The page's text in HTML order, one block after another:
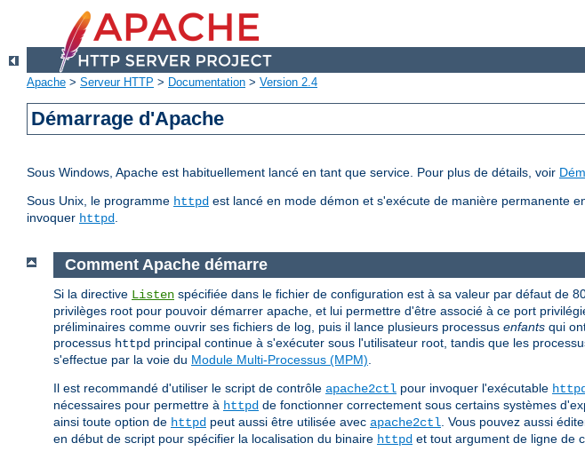
Apache > Serveur HTTP > Documentation > Version 2.4
Démarrage d'Apache
Sous Windows, Apache est habituellement lancé en tant que service. Pour plus de détails, voir
Sous Unix, le programme httpd est lancé en mode démon et s'exécute de manière permanente
invoquer httpd.
Comment Apache démarre
Si la directive Listen spécifiée dans le fichier de configuration est à sa valeur par défaut de
privilèges root pour pouvoir démarrer apache, et lui permettre d'être associé à ce port
préliminaires comme ouvrir ses fichiers de log, puis il lance plusieurs processus enfants qui
processus httpd principal continue à s'exécuter sous l'utilisateur root, tandis que les
s'effectue par la voie du Module Multi-Processus (MPM)
Il est recommandé d'utiliser le script de contrôle apache2ctl pour invoquer l'exécutable httpd
nécessaires pour permettre à httpd de fonctionner correctement sous certains systèmes
ainsi toute option de httpd peut aussi être utilisée avec apache2ctl . Vous pouvez aussi
en début de script pour spécifier la localisation du binaire httpd et tout argument de ligne de